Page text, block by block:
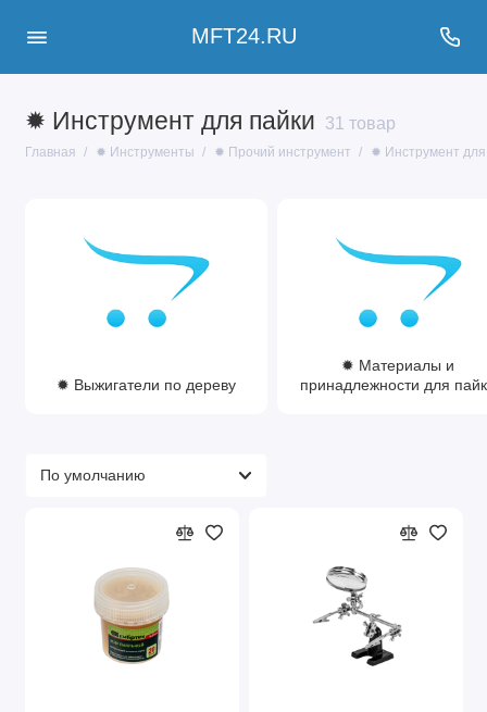
MFT24.RU
✹ Инструмент для пайки 31 товар
Главная ✹ Инструменты ✹ Прочий инструмент ✹ Инструмент для
✹ Выжигатели по дереву
✹ Материалы и
принадлежности для